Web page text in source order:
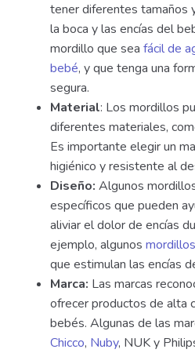
tener diferentes tamaños
la boca y las encías del
mordillo que sea fácil de
bebé, y que tenga una
segura.
Material: Los mordillos
diferentes materiales,
Es importante elegir un
higiénico y resistente al
Diseño: Algunos
específicos que pueden
aliviar el dolor de encías
ejemplo, algunos
que estimulan las encías
Marca: Las marcas
ofrecer productos de alta
bebés. Algunas de las
Chicco, Nuby, NUK y